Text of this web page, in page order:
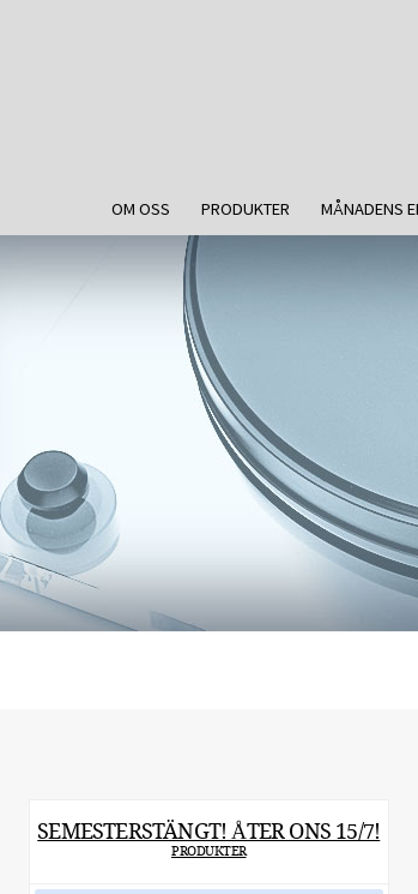
OM OSS PRODUKTER MÅNADENS
SEMESTERSTÄNGT! ÅTER ONS 15/7!
PRODUKTER